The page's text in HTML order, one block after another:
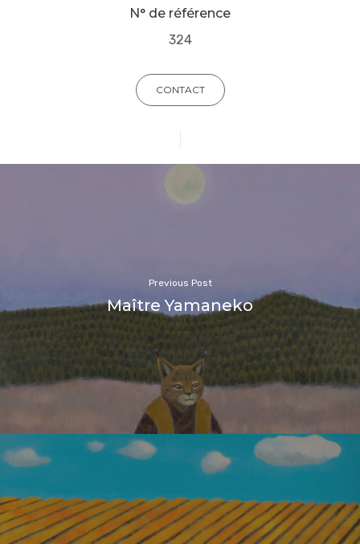
N° de référence
324
CONTACT
Previous Post
Maître Yamaneko